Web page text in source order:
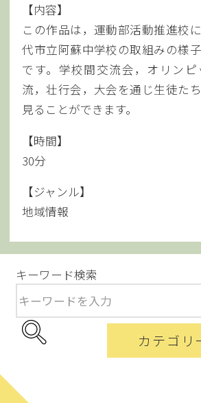
【内容】
この作品は，運動部活動推進校
代市立阿蘇中学校の取組みの様
です。学校間交流会，オリン
流，壮行会，大会を通じ生徒た
見ることができます。
【時間】
30分
【ジャンル】
地域情報
キーワード検索
カテゴリ